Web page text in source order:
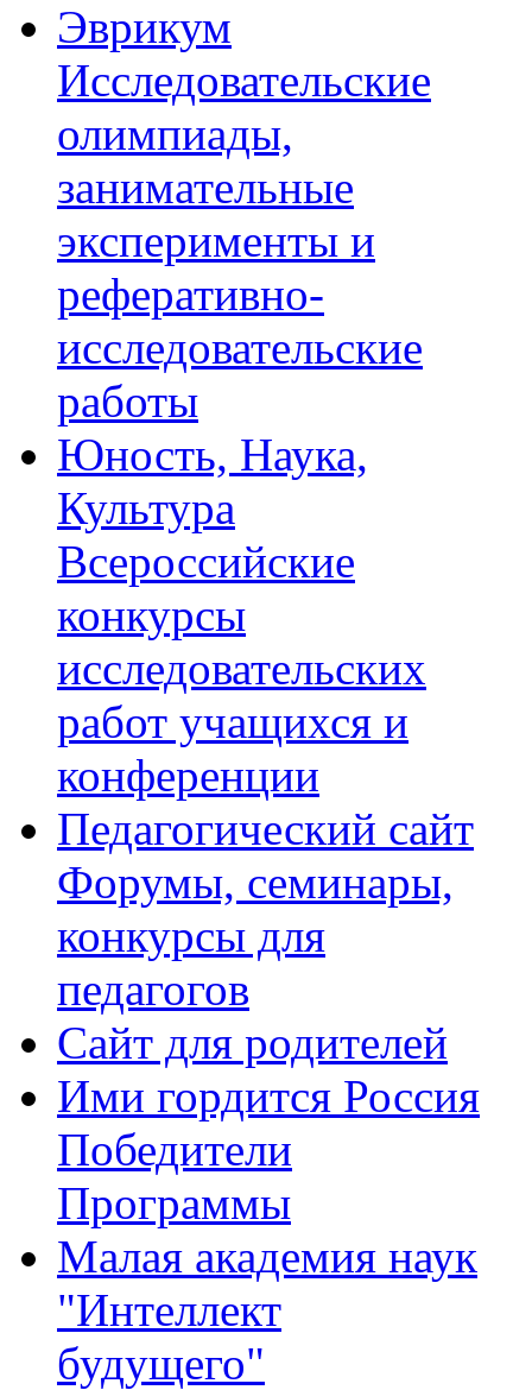
Эврикум
Исследовательские
олимпиады,
занимательные
эксперименты и
реферативно-
исследовательские
работы
Юность, Наука,
Культура
Всероссийские
конкурсы
исследовательских
работ учащихся и
конференции
Педагогический сайт
Форумы, семинары,
конкурсы для
педагогов
Сайт для родителей
Ими гордится Россия
Победители
Программы
Малая академия наук
"Интеллект
будущего"